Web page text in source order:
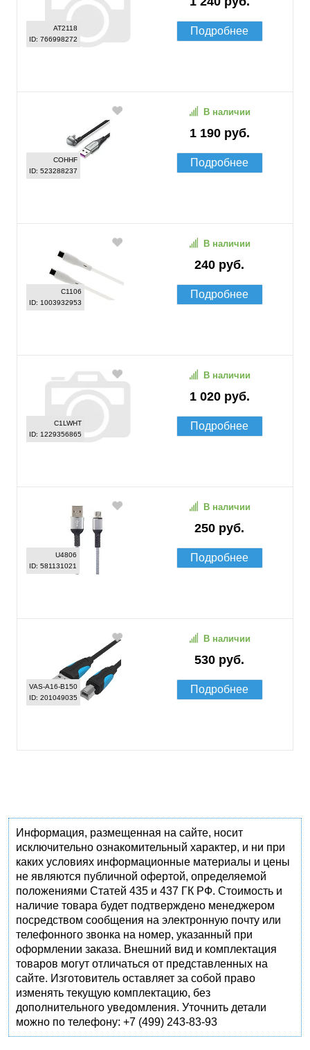
AT2118
ID: 766998272
Подробнее
COHHF
ID: 523288237
1 190 руб.
В наличии
Подробнее
C1106
ID: 1003932953
240 руб.
В наличии
Подробнее
C1LWHT
ID: 1229356865
1 020 руб.
В наличии
Подробнее
U4806
ID: 581131021
250 руб.
В наличии
Подробнее
VAS-A16-B150
ID: 201049035
530 руб.
В наличии
Подробнее
Информация, размещенная на сайте, носит
исключительно ознакомительный характер, и ни при
каких условиях информационные материалы и цены
не являются публичной офертой, определяемой
положениями Статей 435 и 437 ГК РФ. Стоимость и
наличие товара будет подтверждено менеджером
посредством сообщения на электронную почту или
телефонного звонка на номер, указанный при
оформлении заказа. Внешний вид и комплектация
товаров могут отличаться от представленных на
сайте. Изготовитель оставляет за собой право
изменять текущую комплектацию, без
дополнительного уведомления. Уточнить детали
можно по телефону: +7 (499) 243-83-93